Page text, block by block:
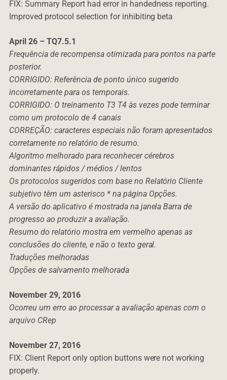
FIX: Summary Report had error in handedness reporting.
Improved protocol selection for inhibiting beta
April 26 – TQ7.5.1
Frequência de recompensa otimizada para pontos na parte
posterior.
CORRIGIDO: Referência de ponto único sugerido
incorretamente para os temporais.
CORRIGIDO: O treinamento T3 T4 às vezes pode terminar
como um protocolo de 4 canais
CORREÇÃO: caracteres especiais não foram apresentados
corretamente no relatório de resumo.
Algoritmo melhorado para reconhecer cérebros
dominantes rápidos / médios / lentos
Os protocolos sugeridos com base no Relatório Cliente
subjetivo têm um asterisco * na página Opções.
A versão do aplicativo é mostrada na janela Barra de
progresso ao produzir a avaliação.
Resumo do relatório mostra em vermelho apenas as
conclusões do cliente, e não o texto geral.
Traduções melhoradas
Opções de salvamento melhorada
November 29, 2016
Ocorreu um erro ao processar a avaliação apenas com o
arquivo CRep
November 27, 2016
FIX: Client Report only option buttons were not working
properly.